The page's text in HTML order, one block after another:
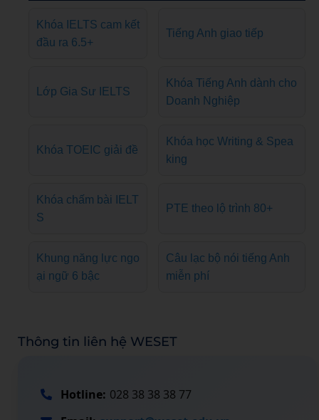
Khóa IELTS cam kết
đầu ra 6.5+
Tiếng Anh giao tiếp
Lớp Gia Sư IELTS
Khóa Tiếng Anh dành cho
Doanh Nghiệp
Khóa TOEIC giải đề
Khóa học Writing & Spea
king
Khóa chấm bài IELT
S
PTE theo lộ trình 80+
Khung năng lực ngo
ại ngữ 6 bậc
Câu lạc bộ nói tiếng Anh
miễn phí
Thông tin liên hệ WESET
Hotline: 028 38 38 38 77